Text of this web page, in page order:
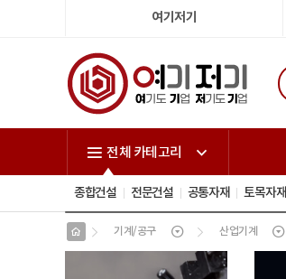
여기저기
전체 카테고리
종합건설 전문건설 공통자재 토목자재
기계/공구 산업기계